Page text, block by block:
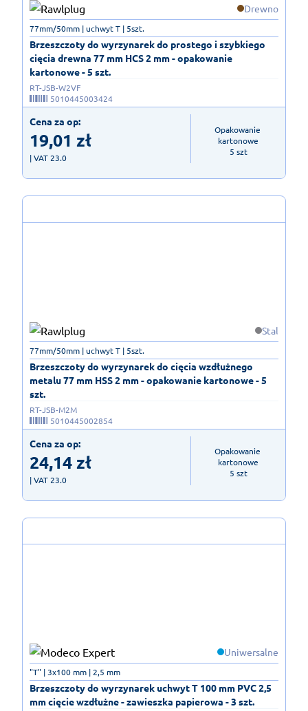
Drewno
Brzeszczoty do wyrzynarek do prostego i szybkiego
cięcia drewna 77 mm HCS 2 mm - opakowanie
kartonowe - 5 szt.
77mm/50mm | uchwyt T | 5szt.
RT-JSB-W2VF
5010445003424
Cena za op:
19,01 zł
| VAT 23.0
Opakowanie
kartonowe
5 szt
Stal
Brzeszczoty do wyrzynarek do cięcia wzdłużnego
metalu 77 mm HSS 2 mm - opakowanie kartonowe - 5
szt.
77mm/50mm | uchwyt T | 5szt.
RT-JSB-M2M
5010445002854
Cena za op:
24,14zł
| VAT 23.0
Opakowanie
kartonowe
5 szt
Uniwersalne
Brzeszczoty do wyrzynarek uchwyt T 100 mm PVC 2,5
mm cięcie wzdłużne - zawieszka papierowa - 3 szt.
"T" | 3x100 mm | 2,5 mm